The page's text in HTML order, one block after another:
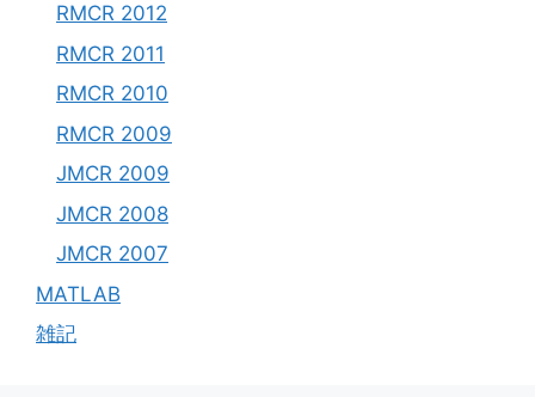
RMCR 2012
RMCR 2011
RMCR 2010
RMCR 2009
JMCR 2009
JMCR 2008
JMCR 2007
MATLAB
雑記